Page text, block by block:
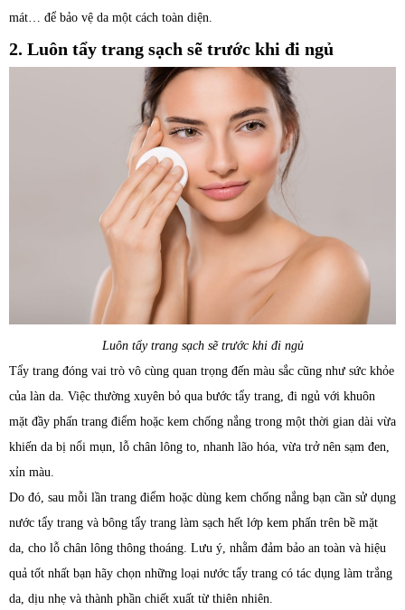
mát… để bảo vệ da một cách toàn diện.
2. Luôn tẩy trang sạch sẽ trước khi đi ngủ
Luôn tẩy trang sạch sẽ trước khi đi ngủ
Tẩy trang đóng vai trò vô cùng quan trọng đến màu sắc cũng như sức khỏe
của làn da. Việc thường xuyên bỏ qua bước tẩy trang, đi ngủ với khuôn
mặt đầy phấn trang điểm hoặc kem chống nắng trong một thời gian dài vừa
khiến da bị nổi mụn, lỗ chân lông to, nhanh lão hóa, vừa trở nên sạm đen,
xỉn màu.
Do đó, sau mỗi lần trang điểm hoặc dùng kem chống nắng bạn cần sử dụng
nước tẩy trang và bông tẩy trang làm sạch hết lớp kem phấn trên bề mặt
da, cho lỗ chân lông thông thoáng. Lưu ý, nhằm đảm bảo an toàn và hiệu
quả tốt nhất bạn hãy chọn những loại nước tẩy trang có tác dụng làm trắng
da, dịu nhẹ và thành phần chiết xuất từ thiên nhiên.